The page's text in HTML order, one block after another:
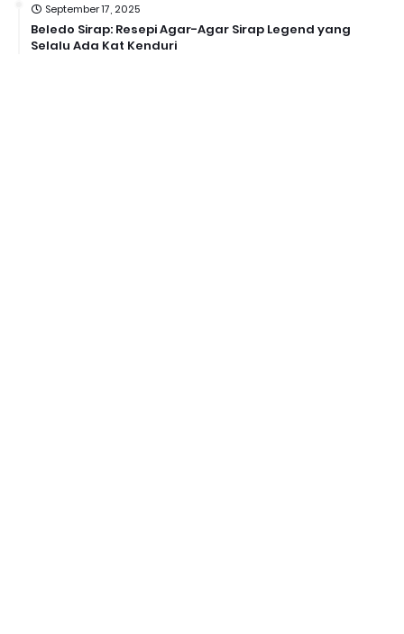
September 17, 2025
Beledo Sirap: Resepi Agar-Agar Sirap Legend yang
Selalu Ada Kat Kenduri